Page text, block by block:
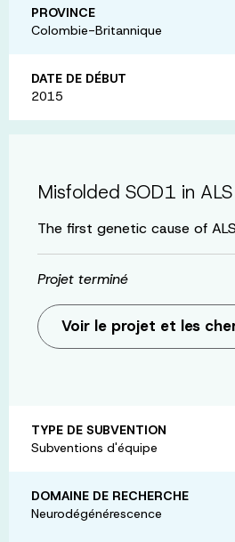
PROVINCE
Colombie-Britannique
DATE DE DÉBUT
2015
Misfolded SOD1 in
The first genetic cause of
Projet terminé
Voir le projet et les
TYPE DE SUBVENTION
Subventions d'équipe
DOMAINE DE RECHERCHE
Neurodégénérescence